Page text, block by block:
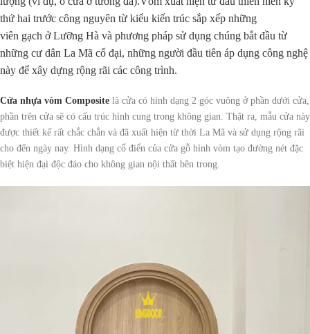
thứ hai trước công nguyên từ kiểu kiến trúc sắp xếp những
viên gạch ở Lưỡng Hà và phương pháp sử dụng chúng bắt đầu từ
những cư dân La Mã cổ đại, những người đầu tiên áp dụng công nghệ
này để xây dựng rộng rãi các công trình.
Cửa nhựa vòm Composite là cửa có hình dạng 2 góc vuông ở phần dưới cửa,
phần trên cửa sẽ có cấu trúc hình cung trong không gian. Thật ra, mẫu cửa này
được thiết kế rất chắc chắn và đã xuất hiện từ thời La Mã và sử dụng rộng rãi
cho đến ngày nay. Hình dạng cổ điển của cửa gỗ hình vòm tạo đường nét đặc
biệt hiện đại độc đáo cho không gian nội thất bên trong.